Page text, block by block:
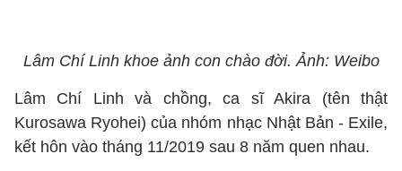
Lâm Chí Linh khoe ảnh con chào đời. Ảnh: Weibo
Lâm Chí Linh và chồng, ca sĩ Akira (tên thật
Kurosawa Ryohei) của nhóm nhạc Nhật Bản - Exile,
kết hôn vào tháng 11/2019 sau 8 năm quen nhau.